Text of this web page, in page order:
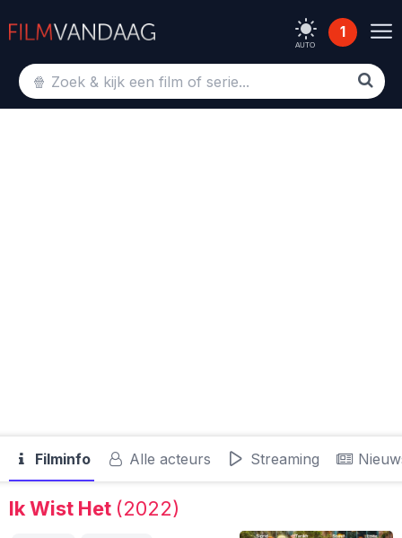
AUTO
1
Filminfo Alle acteurs Streaming
Ik Wist Het (2022)